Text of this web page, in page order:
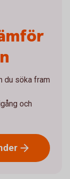
du söka fram
och